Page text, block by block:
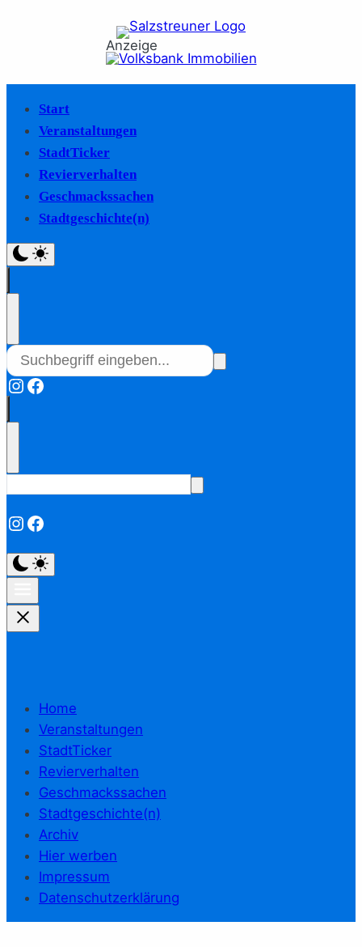
Anzeige
Start
Veranstaltungen
StadtTicker
Revierverhalten
Geschmackssachen
Stadtgeschichte(n)
Instagram
Facebook
Instagram
Facebook
Home
Veranstaltungen
StadtTicker
Revierverhalten
Geschmackssachen
Stadtgeschichte(n)
Archiv
Hier werben
Impressum
Datenschutzerklärung